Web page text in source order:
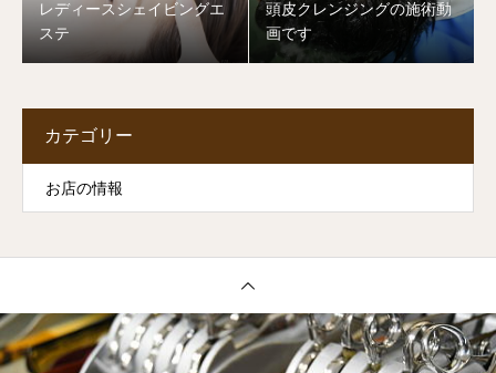
レディースシェイビングエ
ステ
頭皮クレンジングの施術動
画です
カテゴリー
お店の情報